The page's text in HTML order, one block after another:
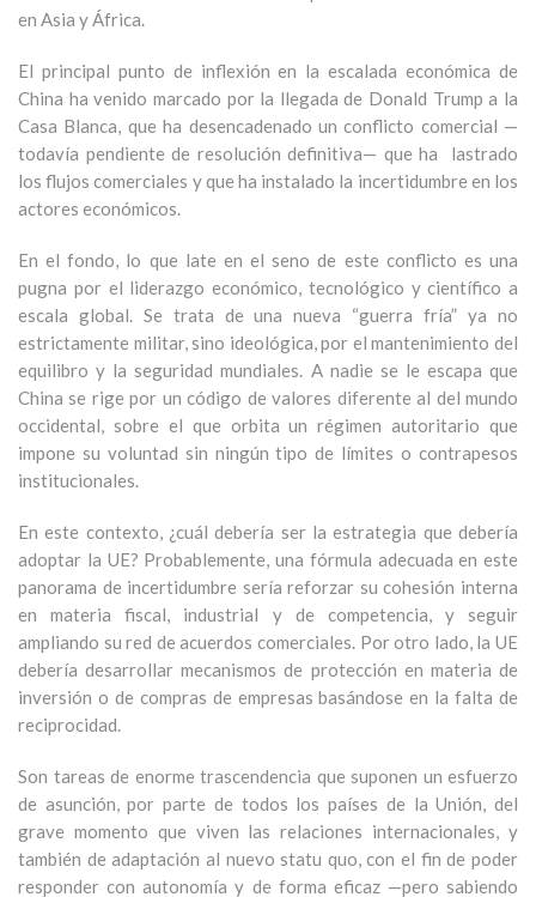
en Asia y África.
El principal punto de inflexión en la escalada económica de
China ha venido marcado por la llegada de Donald Trump a la
Casa Blanca, que ha desencadenado un conflicto comercial —
todavía pendiente de resolución definitiva— que ha lastrado
los flujos comerciales y que ha instalado la incertidumbre en los
actores económicos.
En el fondo, lo que late en el seno de este conflicto es una
pugna por el liderazgo económico, tecnológico y científico a
escala global. Se trata de una nueva “guerra fría” ya no
estrictamente militar, sino ideológica, por el mantenimiento del
equilibro y la seguridad mundiales. A nadie se le escapa que
China se rige por un código de valores diferente al del mundo
occidental, sobre el que orbita un régimen autoritario que
impone su voluntad sin ningún tipo de límites o contrapesos
institucionales.
En este contexto, ¿cuál debería ser la estrategia que debería
adoptar la UE? Probablemente, una fórmula adecuada en este
panorama de incertidumbre sería reforzar su cohesión interna
en materia fiscal, industrial y de competencia, y seguir
ampliando su red de acuerdos comerciales. Por otro lado, la UE
debería desarrollar mecanismos de protección en materia de
inversión o de compras de empresas basándose en la falta de
reciprocidad.
Son tareas de enorme trascendencia que suponen un esfuerzo
de asunción, por parte de todos los países de la Unión, del
grave momento que viven las relaciones internacionales, y
también de adaptación al nuevo statu quo, con el fin de poder
responder con autonomía y de forma eficaz —pero sabiendo